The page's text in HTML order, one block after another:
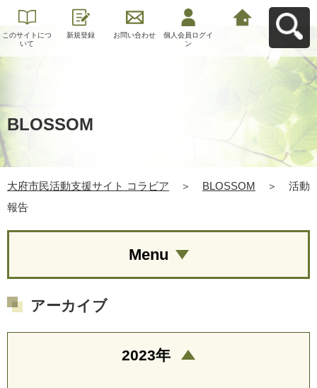
このサイトにつ
いて
新規登録 お問い合わせ
個人会員ログイ
ン
BLOSSOM
大府市民活動支援サイト コラビア ＞ BLOSSOM ＞
活動
報告
Menu
アーカイブ
2023年